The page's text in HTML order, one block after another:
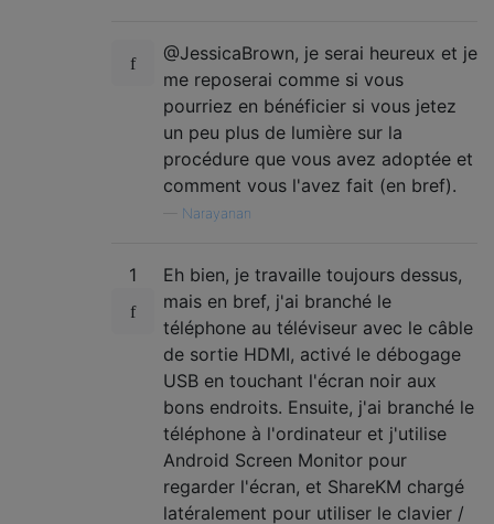
@JessicaBrown, je serai heureux et je
me reposerai comme si vous
pourriez en bénéficier si vous jetez
un peu plus de lumière sur la
procédure que vous avez adoptée et
comment vous l'avez fait (en bref).
Narayanan
1
Eh bien, je travaille toujours dessus,
mais en bref, j'ai branché le
téléphone au téléviseur avec le câble
de sortie HDMI, activé le débogage
USB en touchant l'écran noir aux
bons endroits. Ensuite, j'ai branché le
téléphone à l'ordinateur et j'utilise
Android Screen Monitor pour
regarder l'écran, et ShareKM chargé
latéralement pour utiliser le clavier /